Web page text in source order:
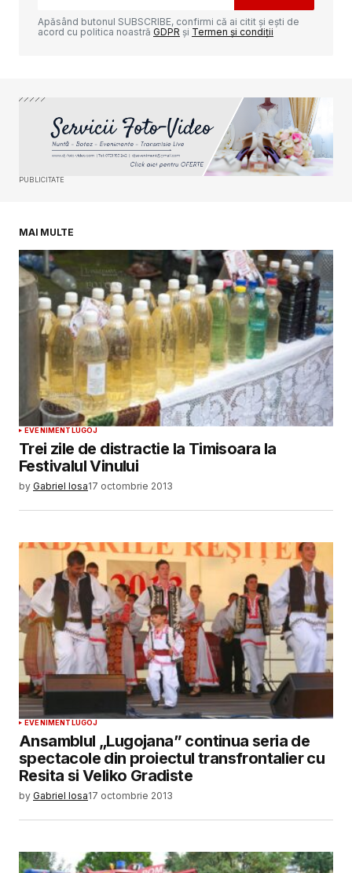
Your E-mail
Salvează-mi numele, emailul și site-ul web în
acest navigator pentru data viitoare când o să
comentez.
SUBMIT COMMENT
Apăsând butonul SUBSCRIBE, confirmi că ai citit și ești de
acord cu politica noastră GDPR și Termen și condiții
PUBLICITATE
MAI MULTE
EVENIMENTLUGOJ
Trei zile de distractie la Timisoara la
Festivalul Vinului
by Gabriel Iosa17 octombrie 2013
EVENIMENTLUGOJ
Ansamblul „Lugojana” continua seria de
spectacole din proiectul transfrontalier cu
Resita si Veliko Gradiste
by Gabriel Iosa17 octombrie 2013